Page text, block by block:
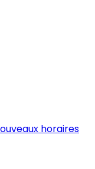
horaires